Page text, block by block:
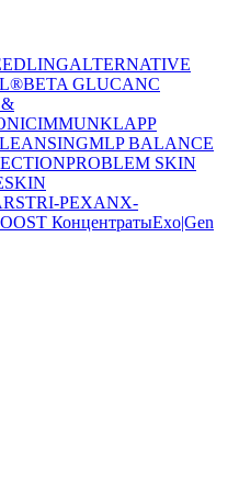
ALTERNATIVE
BETA GLUCANC
IMMUNKLAPP
MLP BALANCE
PROBLEM SKIN
SKIN
STRI-PEXANX-
КонцентратыExo|Gen